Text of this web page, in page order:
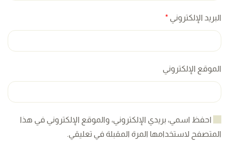
البريد الإلكتروني *
الموقع الإلكتروني
احفظ اسمي، بريدي الإلكتروني، والموقع الإلكتروني في هذا
المتصفح لاستخدامها المرة المقبلة في تعليقي.